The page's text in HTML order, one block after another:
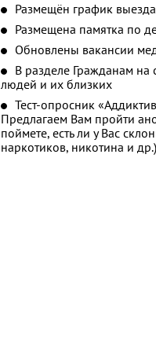
Размещён график
Размещена памятка по
Обновлены вакансии
В разделе Гражданам на
людей и их близких
Тест-опросник
Предлагаем Вам пройти
поймете, есть ли у Вас
наркотиков, никотина и др.)